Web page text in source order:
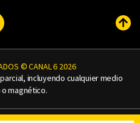
Threads
© CANAL 6 2026
incluyendo cualquier medio
magnético.